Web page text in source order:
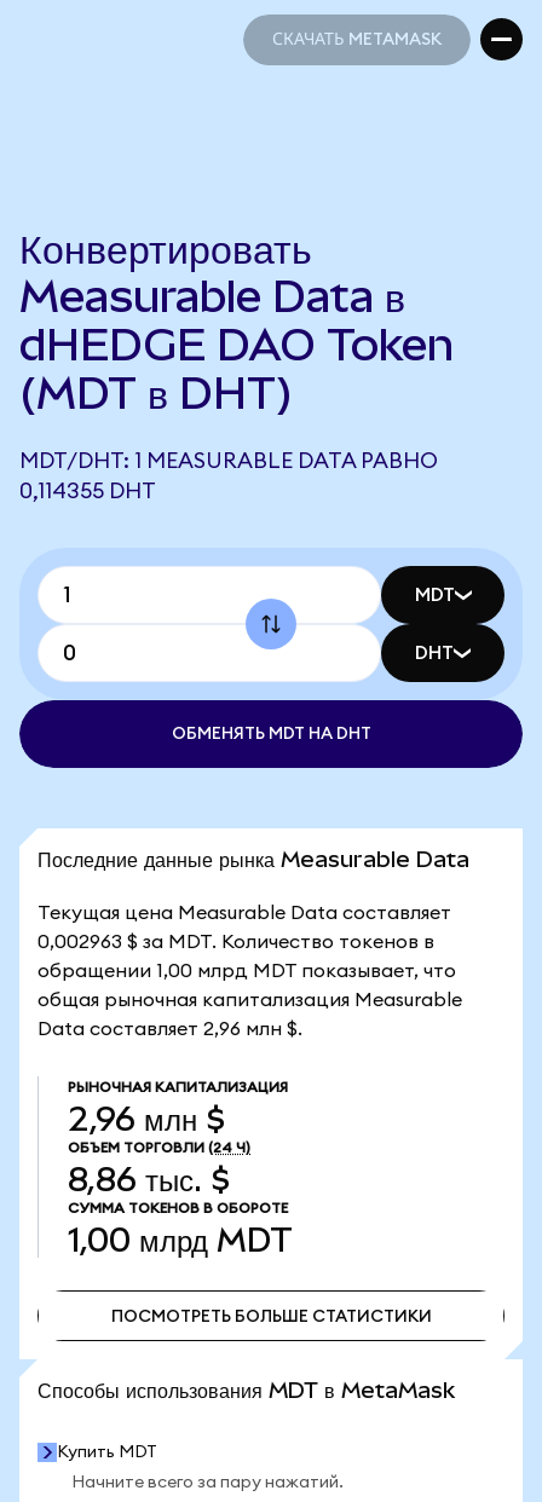
СКАЧАТЬ METAMASK
Конвертировать
Measurable Data в
dHEDGE DAO Token
(MDT в DHT)
MDT/DHT: 1 MEASURABLE DATA РАВНО
0,114355 DHT
MDT
DHT
ОБМЕНЯТЬ MDT НА DHT
Последние данные рынка Measurable Data
Текущая цена Measurable Data составляет
0,002963 $ за MDT. Количество токенов в
обращении 1,00 млрд MDT показывает, что
общая рыночная капитализация Measurable
Data составляет 2,96 млн $.
РЫНОЧНАЯ КАПИТАЛИЗАЦИЯ
2,96 млн $
ОБЪЕМ ТОРГОВЛИ (24 Ч)
8,86 тыс. $
СУММА ТОКЕНОВ В ОБОРОТЕ
1,00 млрд MDT
ПОСМОТРЕТЬ БОЛЬШЕ СТАТИСТИКИ
Способы использования MDT в MetaMask
Купить MDT
Начните всего за пару нажатий.